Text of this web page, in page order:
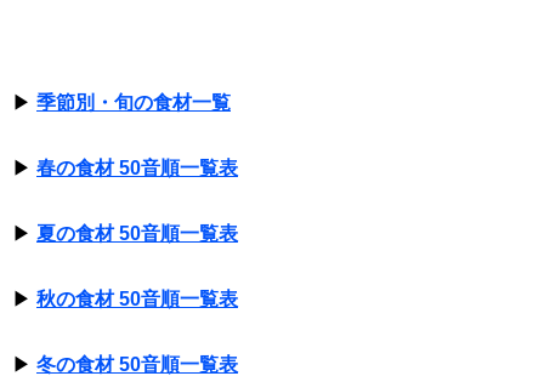
▶ 季節別・旬の食材一覧
▶ 春の食材 50音順一覧表
▶ 夏の食材 50音順一覧表
▶ 秋の食材 50音順一覧表
▶ 冬の食材 50音順一覧表